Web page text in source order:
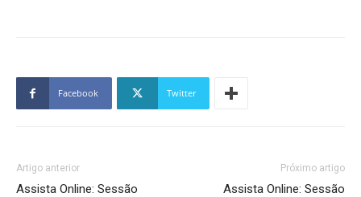
Facebook Twitter
Artigo anterior
Assista Online: Sessão
Próximo artigo
Assista Online: Sessão